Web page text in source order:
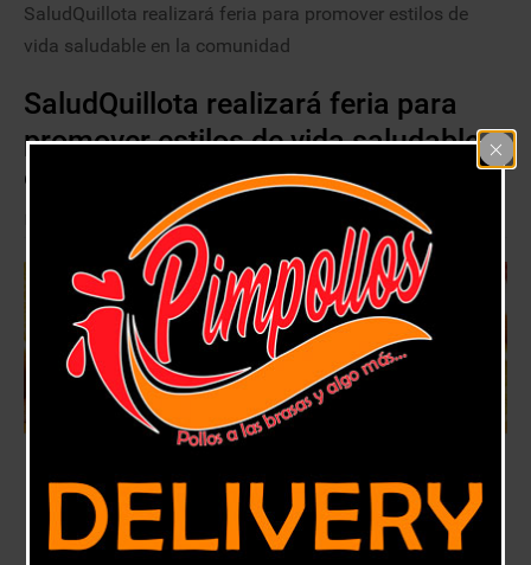
SaludQuillota realizará feria para promover estilos de
vida saludable en la comunidad
SaludQuillota realizará feria para
promover estilos de vida saludable
en la comunidad
Quillota